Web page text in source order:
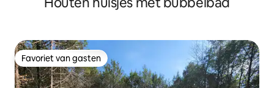
Favoriet van gasten
Favoriet van gasten